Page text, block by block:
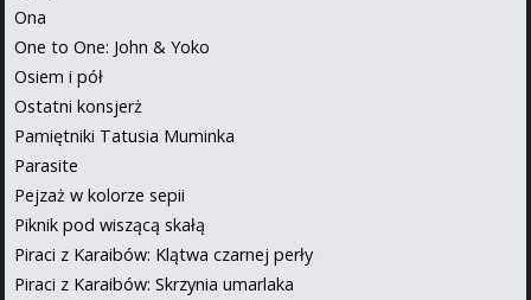
Ona
One to One: John & Yoko
Osiem i pół
Ostatni konsjerż
Pamiętniki Tatusia Muminka
Parasite
Pejzaż w kolorze sepii
Piknik pod wiszącą skałą
Piraci z Karaibów: Klątwa czarnej perły
Piraci z Karaibów: Skrzynia umarlaka